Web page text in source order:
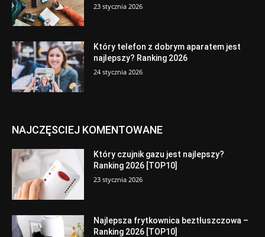
23 stycznia 2026
Który telefon z dobrym aparatem jest
najlepszy? Ranking 2026
24 stycznia 2026
NAJCZĘSCIEJ KOMENTOWANE
Który czujnik gazu jest najlepszy?
Ranking 2026 [TOP10]
23 stycznia 2026
Najlepsza frytkownica beztłuszczowa –
Ranking 2026 [TOP10]